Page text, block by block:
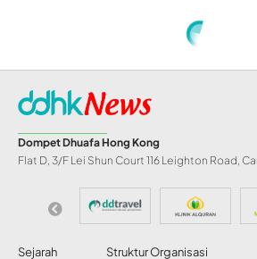
Anggota Parlemen Inggris Berjuang
INFO DD
Anggota
Inggris
Selamatkan